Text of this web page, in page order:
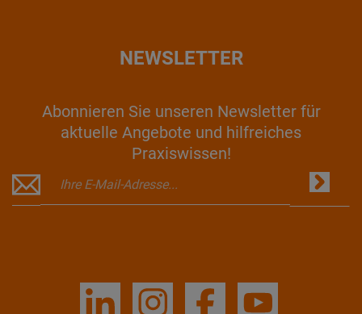
NEWSLETTER
Abonnieren Sie unseren Newsletter für
aktuelle Angebote und hilfreiches
Praxiswissen!